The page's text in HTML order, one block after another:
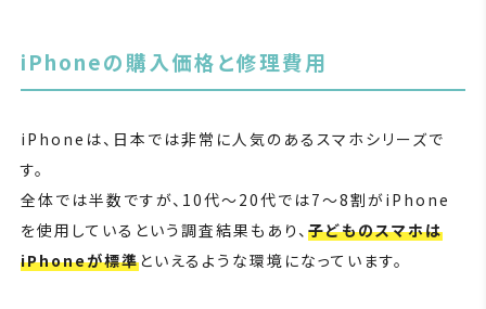
iPhoneの購入価格と修理費用
iPhoneは、日本では非常に人気のあるスマホシリーズで
す。
全体では半数ですが、10代～20代では7～8割がiPhone
を使用しているという調査結果もあり、 子どものスマホは
iPhoneが標準といえるような環境になっています。